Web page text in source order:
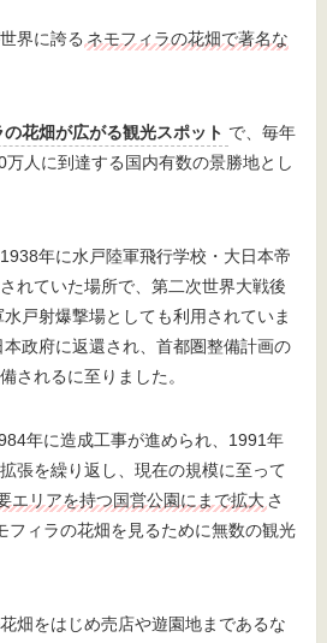
界に誇る ネモフィラの花畑で著名な
花畑が広がる観光スポット で、毎年
人に到達する国内有数の景勝地とし
年に水戸陸軍飛行学校・大日本帝
れていた場所で、第二次世界大戦後
戸射爆撃場としても利用されていま
政府に返還され、首都圏整備計画の
されるに至りました。
年に造成工事が進められ、1991年
張を繰り返し、現在の規模に至って
エリアを持つ国営公園にまで拡大さ
フィラの花畑を見るために無数の観光
畑をはじめ売店や遊園地まであるな